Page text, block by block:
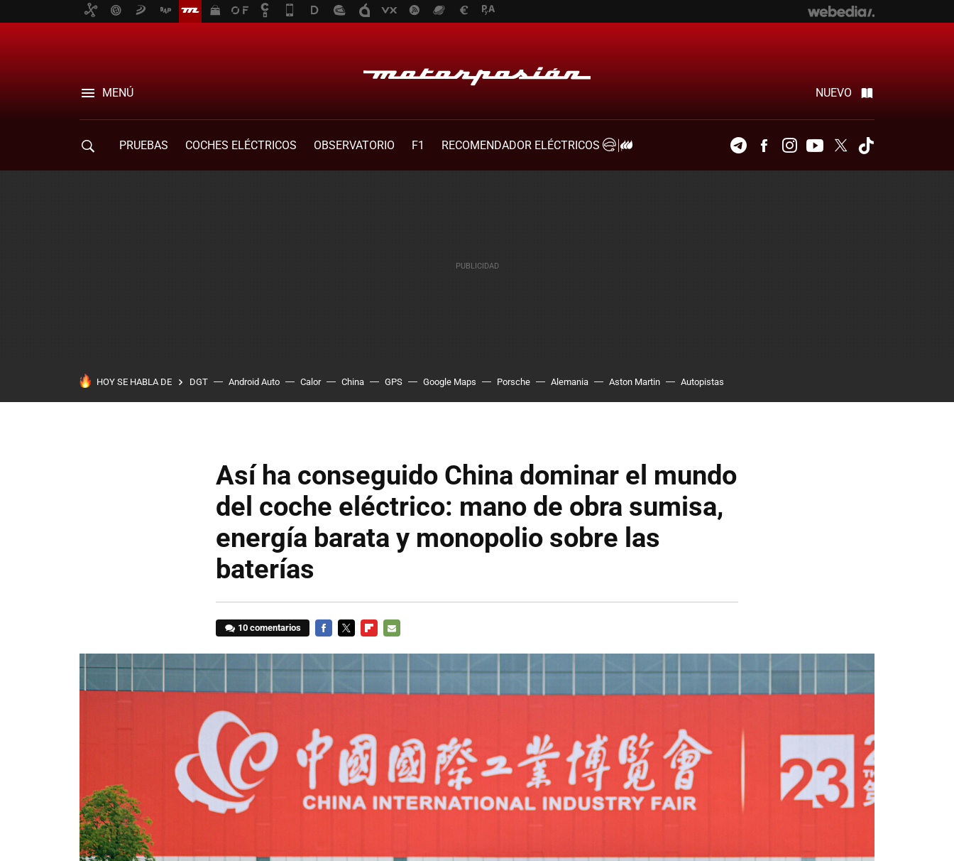
MENÚ NUEVO
PRUEBAS COCHES ELÉCTRICOS OBSERVATORIO F1
RECOMENDADOR ELÉCTRICOS
TelegramFacebookInstagramYoutubeTwitter
HOY SE HABLA DE DGT Android Auto Calor China GPS Google Maps Porsche Alemania Aston Martin Autopistas
Así ha conseguido China dominar el mundo
del coche eléctrico: mano de obra sumisa,
energía barata y monopolio sobre las
baterías
10 comentarios